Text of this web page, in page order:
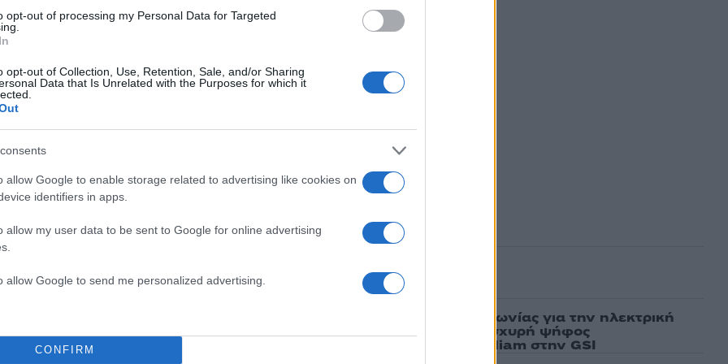
opt-out of processing my Personal Data for Targeted
opt-out of Collection, Use, Retention, Sale, and/or Sharing
Data that Is Unrelated with the Purposes for which it
allow Google to enable storage related to advertising like cookies on
identifiers in apps.
allow my user data to be sent to Google for online advertising
allow Google to send me personalized advertising.
CONFIRM
από reCAPTCHA, ισχύουνΠολιτική Απορρήτου&
ΡΥΘΜΙΣΕΙΣ
ΛΕΩΦΟΡΟΣ ΣΥΓΓΡΟΥ
το Νewsit.gr στο
- Η
Πιο σχολιασμένα
Μητσοτάκης στην υπογραφή συμφωνίας για την ηλεκτρική
διασύνδεση Ελλάδας – Κύπρου: «Ισχυρή ψήφος
εμπιστοσύνης» η είσοδος της Meridiam στην GSI